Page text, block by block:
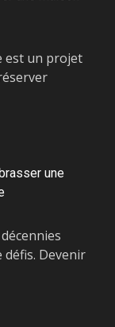
est un projet
une
défis. Devenir